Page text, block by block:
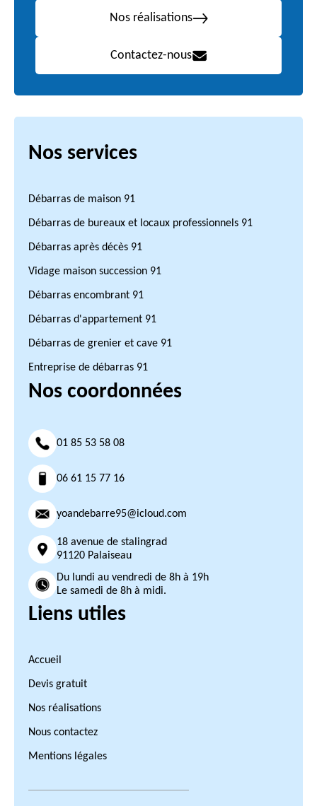
Nos réalisations
Contactez-nous
Nos services
Débarras de maison 91
Débarras de bureaux et locaux professionnels 91
Débarras après décès 91
Vidage maison succession 91
Débarras encombrant 91
Débarras d'appartement 91
Débarras de grenier et cave 91
Entreprise de débarras 91
Nos coordonnées
01 85 53 58 08
06 61 15 77 16
yoandebarre95@icloud.com
18 avenue de stalingrad
91120 Palaiseau
Du lundi au vendredi de 8h à 19h
Le samedi de 8h à midi.
Liens utiles
Accueil
Devis gratuit
Nos réalisations
Nous contactez
Mentions légales